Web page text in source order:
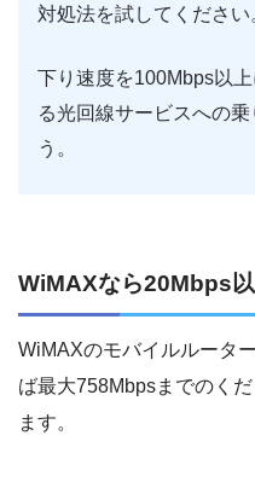
対処法を試してください
下り速度を100Mbps以
る光回線サービスへの
う。
WiMAXなら20Mbps
WiMAXのモバイルルータ
ば最大758Mbpsまでのく
ます。